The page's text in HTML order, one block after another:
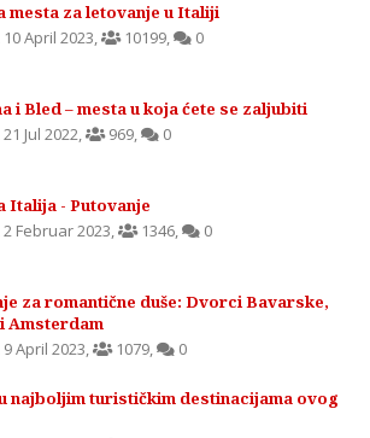
mesta za letovanje u Italiji
10 April 2023, 10199, 0
i Bled – mesta u koja ćete se zaljubiti
21 Jul 2022, 969, 0
Italija - Putovanje
2 Februar 2023, 1346, 0
za romantične duše: Dvorci Bavarske,
Amsterdam
9 April 2023, 1079, 0
najboljim turističkim destinacijama ovog